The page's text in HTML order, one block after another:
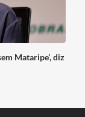
Mataripe’, diz